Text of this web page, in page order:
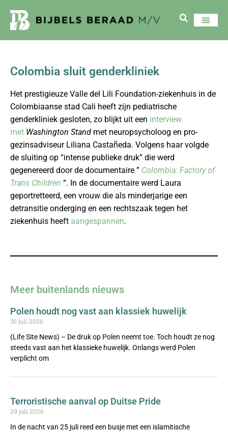
Colombia sluit genderkliniek
Het prestigieuze Valle del Lili Foundation-ziekenhuis in de
Colombiaanse stad Cali heeft zijn pediatrische
genderkliniek gesloten, zo blijkt uit een interview
met Washington Stand met neuropsycholoog en pro-
gezinsadviseur Liliana Castañeda. Volgens haar volgde
de sluiting op “intense publieke druk” die werd
gegenereerd door de documentaire ” Colombia: Factory of
Trans Children “. In de documentaire werd Laura
geportretteerd, een vrouw die als minderjarige een
detransitie onderging en een rechtszaak tegen het
ziekenhuis heeft aangespannen.
Meer buitenlands nieuws
Polen houdt nog vast aan klassiek huwelijk
30 juli 2026
(Life Site News) – De druk op Polen neemt toe. Toch houdt ze nog
steeds vast aan het klassieke huwelijk. Onlangs werd Polen
verplicht om
Terroristische aanval op Duitse Pride
29 juli 2026
In de nacht van 25 juli reed een busje met een islamitische